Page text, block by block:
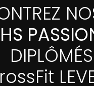
DIPLÔMÉS